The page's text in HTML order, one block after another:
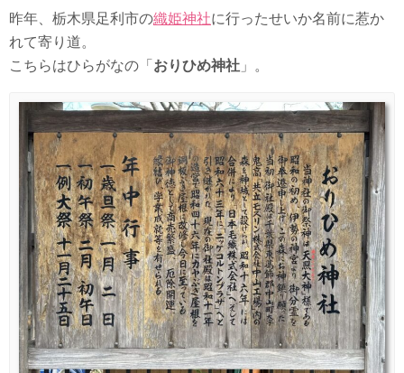
昨年、栃木県足利市の織姫神社に行ったせいか名前に惹か
れて寄り道。
こちらはひらがなの「 おりひめ神社 」。